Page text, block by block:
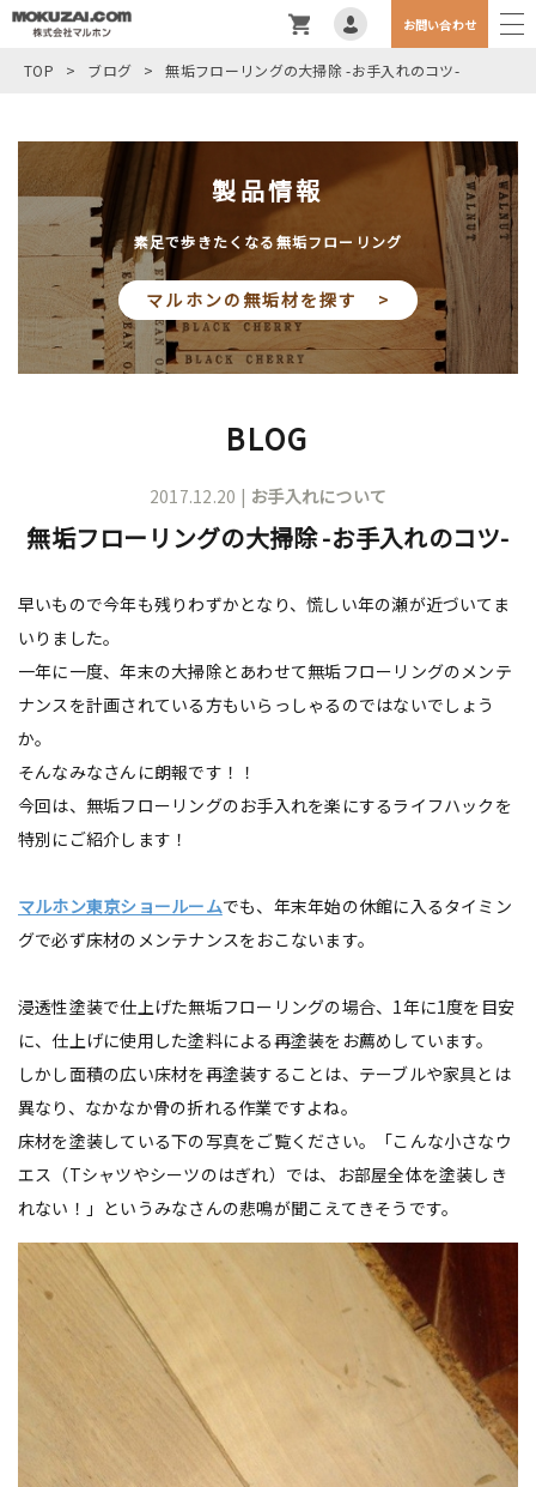
お問い合わせ
TOP > ブログ > 無垢フローリングの大掃除 -お手入れのコツ-
製品情報
素足で歩きたくなる無垢フローリング
マルホンの無垢材を探す >
BLOG
2017.12.20 | お手入れについて
無垢フローリングの大掃除 -お手入れのコツ-
早いもので今年も残りわずかとなり、慌しい年の瀬が近づいてま
いりました。
一年に一度、年末の大掃除とあわせて無垢フローリングのメンテ
ナンスを計画されている方もいらっしゃるのではないでしょう
か。
そんなみなさんに朗報です！！
今回は、無垢フローリングのお手入れを楽にするライフハックを
特別にご紹介します！
マルホン東京ショールームでも、年末年始の休館に入るタイミン
グで必ず床材のメンテナンスをおこないます。
浸透性塗装で仕上げた無垢フローリングの場合、1年に1度を目安
に、仕上げに使用した塗料による再塗装をお薦めしています。
しかし面積の広い床材を再塗装することは、テーブルや家具とは
異なり、なかなか骨の折れる作業ですよね。
床材を塗装している下の写真をご覧ください。「こんな小さなウ
エス（Tシャツやシーツのはぎれ）では、お部屋全体を塗装しき
れない！」というみなさんの悲鳴が聞こえてきそうです。